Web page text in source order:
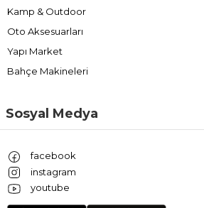
Kamp & Outdoor
Oto Aksesuarları
Yapı Market
Bahçe Makineleri
Sosyal Medya
facebook
instagram
youtube